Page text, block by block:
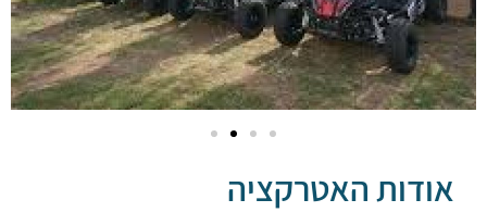
האטרקציה